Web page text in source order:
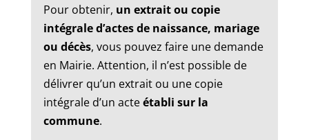
Pour obtenir, un extrait ou copie
intégrale d’actes de naissance, mariage
ou décès, vous pouvez faire une demande
en Mairie. Attention, il n’est possible de
délivrer qu’un extrait ou une copie
intégrale d’un acteétabli sur la
commune.